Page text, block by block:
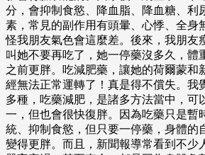
分，會抑制食慾、降血脂、降血糖、利
素，常見的副作用有頭暈、心悸、全身
怪我朋友氣色會這麼差。後來，我朋友
叫她不要再吃了，她一停藥沒多久，體
之前更胖。吃減肥藥，讓她的荷爾蒙和
經無法正常運轉了！真是得不償失。我
多種，吃藥減肥，是諸多方法當中，可
一，但也會很快復胖。因為吃藥只是暫
統、抑制食慾，但只要一停藥，身體的
變得更胖。而且，新聞報導常看到不少